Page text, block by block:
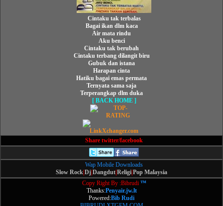
Cintaku tak terbalas
Bagai ikan dlm kaca
Air mata rindu
Aku benci
Cintaku tak berubah
Cintaku terbang dilangit biru
Gubuk dan istana
Harapan cinta
Hatiku bagai emas permata
Ternyata sama saja
Terperangkap dlm duka
[ BACK HOME ]
Share twitter/facebook
Wap Mobile Downloads
Slow Rock Dj Dangdut Religi Pop Malaysia
Copy Right By :Bibrudi ™
Thanks:Penyair.jw.lt
Powered:Bib Rudi